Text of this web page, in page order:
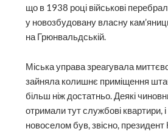
що в 1938 році військові
у новозбудовану власну
на Грюнвальдській.
Міська управа зреагувала
зайняла колишнє приміщення
більш ніж достатньо. Деякі
отримали тут службові
новоселом був, звісно, президент